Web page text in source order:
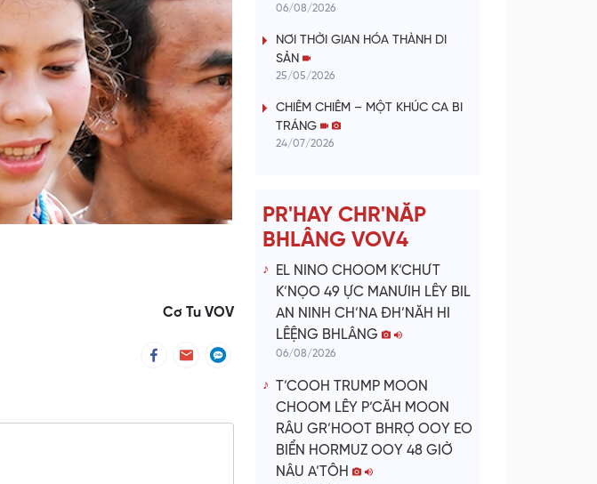
Cơ Tu VOV
i
d
06/08/2026
NƠI THỜI GIAN HÓA THÀNH DI
SẢN
25/05/2026
CHIÊM CHIÊM – MỘT KHÚC CA BI
TRÁNG
24/07/2026
PR'HAY CHR'NĂP
BHLÂNG VOV4
EL NINO CHOOM K’CHƯT
K’NỌO 49 ỰC MANƯIH LÊY BIL
AN NINH CH’NA ĐH’NĂH HI
LÊỆNG BHLÂNG
06/08/2026
T’COOH TRUMP MOON
CHOOM LÊY P’CĂH MOON
RÂU GR’HOOT BHRỢ OOY EO
BIỂN HORMUZ OOY 48 GIỜ
NÂU A’TÔH